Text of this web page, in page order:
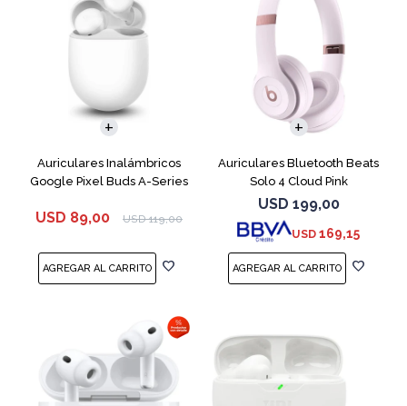
Auriculares Inalámbricos
Google Pixel Buds A-Series
USD 89,00 USD 119,00
Auriculares Bluetooth Beats
Solo 4 Cloud Pink
USD 199,00
USD 169,15